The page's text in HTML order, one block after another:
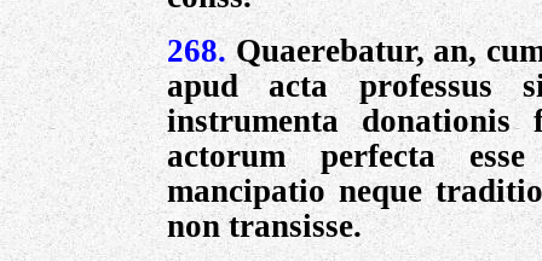
268. Quaerebatur, an,
apud acta
instrumenta donationis
actorum perfecta
mancipatio neque
non transisse.